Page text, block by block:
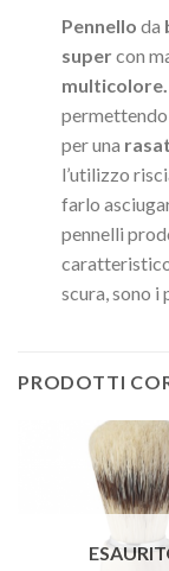
Pennello da
supercon
multicolore.
per una
l’utilizzo
farlo
pennelli
scura, sono i
PRODOTTI